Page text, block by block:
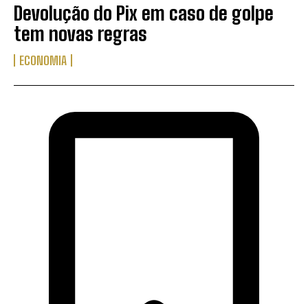
Devolução do Pix em caso de golpe
tem novas regras
ECONOMIA